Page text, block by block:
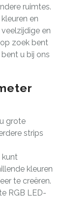
ruimtes.
en
en
zoek bent
u bij ons
grote
strips
kunt
kleuren
te creëren.
RGB LED-